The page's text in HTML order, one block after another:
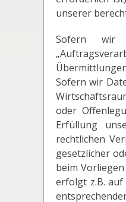
unserer
Sofern wir
Sofern wir
oder
Erfüllung
rechtlichen
gesetzlicher
beim
erfolgt z.B. auf